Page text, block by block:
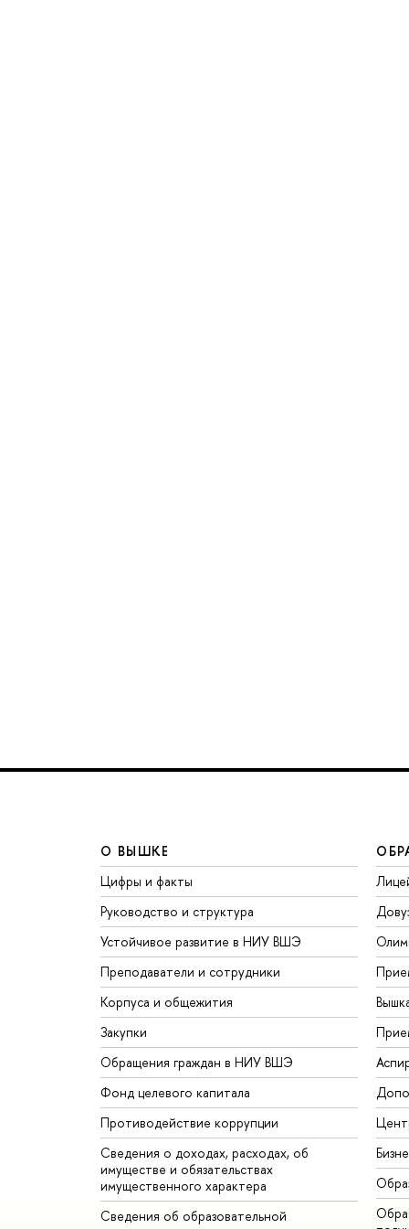
О ВЫШКЕ
Цифры и факты
Руководство и структура
Устойчивое развитие в НИУ ВШЭ
Преподаватели и сотрудники
Корпуса и общежития
Закупки
Обращения граждан в НИУ ВШЭ
Фонд целевого капитала
Противодействие коррупции
Сведения о доходах, расходах, об
имуществе и обязательствах
имущественного характера
Сведения об образовательной